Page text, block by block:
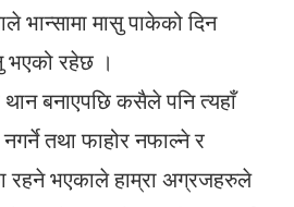
भान्सामा मासु पाकेको दिन
भएको रहेछ ।
थान बनाएपछि कसैले पनि त्यहाँ
तथा फाहोर नफाल्ने र
रहने भएकाले हाम्रा अग्रजहरुले